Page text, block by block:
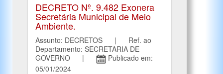
DECRETO Nº. 9.482 Exonera
Secretária Municipal de Meio
Ambiente.
Assunto: DECRETOS | Ref. ao
Departamento: SECRETARIA DE
GOVERNO |
Publicado em:
05/01/2024